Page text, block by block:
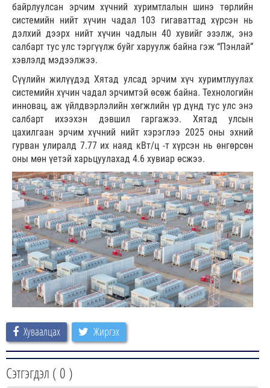
байрлуулсан эрчим хүчний хуримтлалын шинэ төрлийн
системийн нийт хүчин чадал 103 гигаваттад хүрсэн нь
дэлхий дээрх нийт хүчин чадлын 40 хувийг эзэлж, энэ
салбарт тус улс тэргүүлж буйг харуулж байна гэж “Пэнлай”
хэвлэлд мэдээлжээ.
Сүүлийн жилүүдэд Хятад улсад эрчим хүч хуримтлуулах
системийн хүчин чадал эрчимтэй өсөж байна. Технологийн
инновац, аж үйлдвэрлэлийн хөгжлийн үр дүнд тус улс энэ
салбарт ихээхэн дэвшил гаргажээ. Хятад улсын
цахилгаан эрчим хүчний нийт хэрэглээ 2025 оны эхний
гурван улиралд 7.77 их наяд кВт/ц -т хүрсэн нь өнгөрсөн
оны мөн үетэй харьцуулахад 4.6 хувиар өсжээ.
Хуваалцах Жиргэх
Сэтгэгдэл ( 0 )